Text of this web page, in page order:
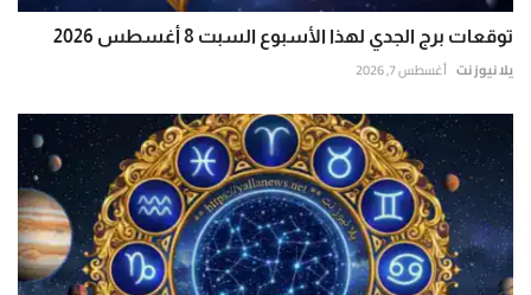
توقعات برج الجدي لهذا الأسبوع السبت 8 أغسطس 2026
يلا نيوز نت أغسطس 7, 2026